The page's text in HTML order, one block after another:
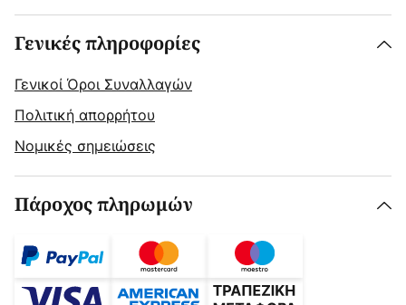
Γενικές πληροφορίες
Γενικοί Όροι Συναλλαγών
Πολιτική απορρήτου
Νομικές σημειώσεις
Πάροχος πληρωμών